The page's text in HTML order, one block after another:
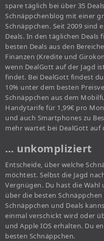
spare täglich bei über 35
Schnäppchenblog mit einer
Schnäppchen. Seit 2009 sind
Deals. In den täglichen
besten Deals aus den
Finanzen (Kredite und
wenn DealGott auf der Jagd
findet. Bei DealGott findest
10% unter dem besten
Schnäppchen aus dem
Handytarife für 1,99€ pro
und auch Smartphones zu
mehr wartet bei DealGott auf
… unkompliziert
Entscheide, über welche
möchtest. Selbst die Jagd
Vergnügen. Du hast die
über die besten
Schnäppchen und Deals
einmal verschickt wird oder
und Apple IOS erhalten. Du
besten Schnäppchen.